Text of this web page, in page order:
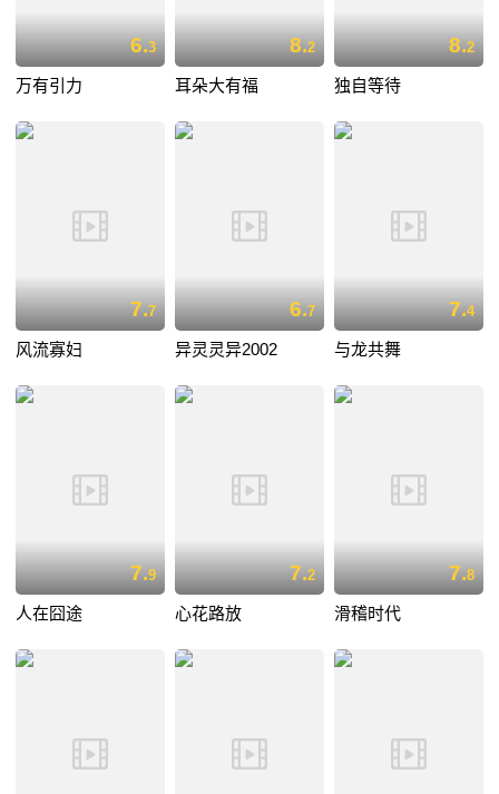
6.3
万有引力
8.2
耳朵大有福
8.2
独自等待
7.7
风流寡妇
6.7
异灵灵异2002
7.4
与龙共舞
7.9
人在囧途
7.2
心花路放
7.8
滑稽时代